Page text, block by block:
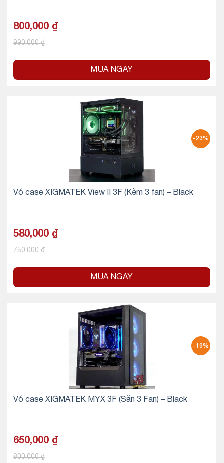
800,000 ₫
990,000₫
MUA NGAY
-23%
Vỏ case XIGMATEK View II 3F (Kèm 3 fan) – Black
580,000 ₫
750,000₫
MUA NGAY
-19%
Vỏ case XIGMATEK MYX 3F (Sẵn 3 Fan) – Black
650,000 ₫
800,000₫